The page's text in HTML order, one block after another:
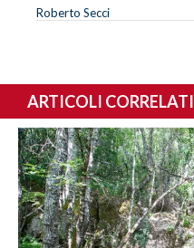
Roberto Secci
ARTICOLI CORRELATI